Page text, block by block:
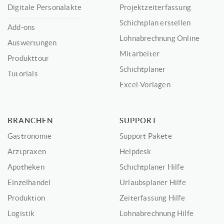
Digitale Personalakte
Add-ons
Auswertungen
Produkttour
Tutorials
Projektzeiterfassung
Schichtplan erstellen
Lohnabrechnung Online
Mitarbeiter
Schichtplaner
Excel-Vorlagen
BRANCHEN
Gastronomie
Arztpraxen
Apotheken
Einzelhandel
Produktion
Logistik
SUPPORT
Support Pakete
Helpdesk
Schichtplaner Hilfe
Urlaubsplaner Hilfe
Zeiterfassung Hilfe
Lohnabrechnung Hilfe